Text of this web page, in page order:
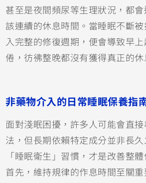
甚至是夜間頻尿等生理狀況，都
該連續的休息時間。當睡眠不斷
入完整的修復週期，便會導致早
倦，彷彿整晚都沒有獲得真正的休
非藥物介入的日常睡眠保養指
面對淺眠困擾，許多人可能會直
法，但長期依賴特定成分並非長
「睡眠衛生」習慣，才是改善整
首先，維持規律的作息時間至關